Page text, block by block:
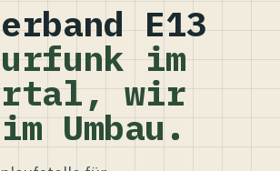
E13
im
wir
Umbau.